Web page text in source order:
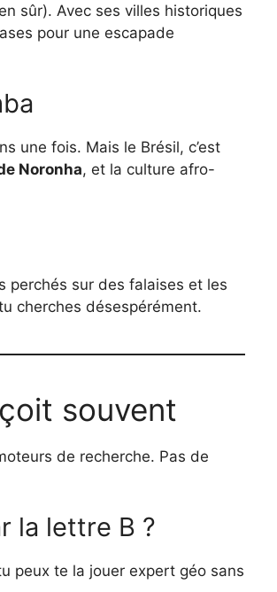
sûr). Avec ses villes historiques
pour une escapade
une fois. Mais le Brésil, c’est
Noronha, et la culture afro-
perchés sur des falaises et les
cherches désespérément.
souvent
de recherche. Pas de
la lettre B ?
peux te la jouer expert géo sans